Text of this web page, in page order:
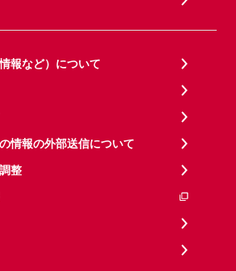
報など）について
情報の外部送信について
整